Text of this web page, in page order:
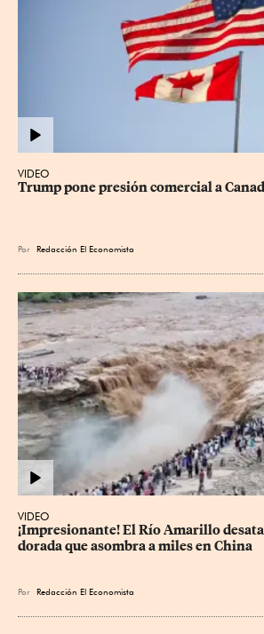
VIDEO
Trump pone presión comercial a
Por Redacción El Economista
VIDEO
¡Impresionante! El Río Amarillo desata
dorada que asombra a miles en China
Por Redacción El Economista